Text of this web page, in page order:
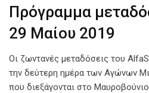
Πρόγραμμα
29 Μαίου 2019
Οι ζωντανές μεταδόσεις του
την δεύτερη ημέρα των Αγώνων
που διεξάγονται στο